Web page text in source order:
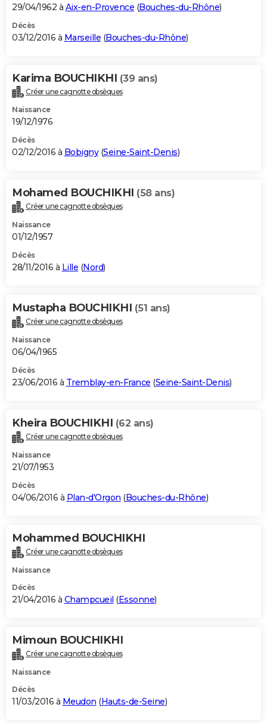
29/04/1962 à Aix-en-Provence (Bouches-du-Rhône)
Décès
03/12/2016 à Marseille (Bouches-du-Rhône)
Karima BOUCHIKHI (39 ans)
Créer une cagnotte obsèques
Naissance
19/12/1976
Décès
02/12/2016 à Bobigny(Seine-Saint-Denis)
Mohamed BOUCHIKHI (58 ans)
Créer une cagnotte obsèques
Naissance
01/12/1957
Décès
28/11/2016 à Lille (Nord)
Mustapha BOUCHIKHI (51 ans)
Créer une cagnotte obsèques
Naissance
06/04/1965
Décès
23/06/2016 à Tremblay-en-France (Seine-Saint-Denis)
Kheira BOUCHIKHI (62 ans)
Créer une cagnotte obsèques
Naissance
21/07/1953
Décès
04/06/2016 à Plan-d'Orgon (Bouches-du-Rhône)
Mohammed BOUCHIKHI
Créer une cagnotte obsèques
Naissance
Décès
21/04/2016 à Champcueil (Essonne)
Mimoun BOUCHIKHI
Créer une cagnotte obsèques
Naissance
Décès
11/03/2016 à Meudon (Hauts-de-Seine)